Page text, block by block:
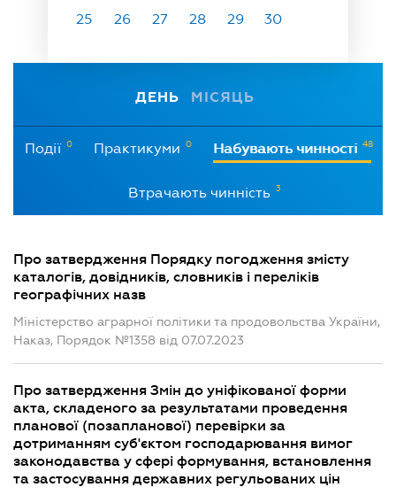
25
26 27 28 29 30
ДЕНЬ МІСЯЦЬ
Події 0 Практикуми 0 Набувають чинності 48
Втрачають чинність 3
Про затвердження Порядку погодження змісту
каталогів, довідників, словників і переліків
географічних назв
Міністерство аграрної політики та продовольства України,
Наказ, Порядок №1358 від 07.07.2023
Про затвердження Змін до уніфікованої форми
акта, складеного за результатами проведення
планової (позапланової) перевірки за
дотриманням суб'єктом господарювання вимог
законодавства у сфері формування, встановлення
та застосування державних регульованих цін